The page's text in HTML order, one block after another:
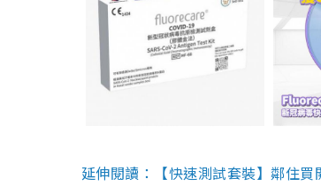
延伸閱讀：【快速測試套裝】鄰住